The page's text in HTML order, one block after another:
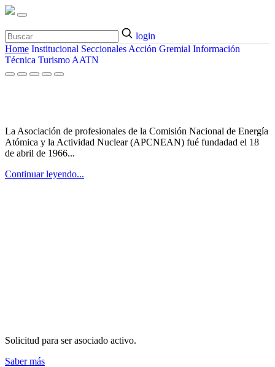
login
Home Institucional Seccionales Acción Gremial Información
Técnica Turismo AATN
La Asociación de profesionales de la Comisión Nacional de Energía
Atómica y la Actividad Nuclear (APCNEAN) fué fundadad el 18
de abril de 1966...
Continuar leyendo...
Solicitud para ser asociado activo.
Saber más